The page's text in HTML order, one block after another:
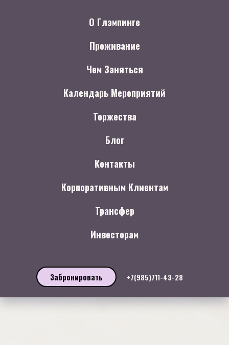
О Глэмпинге
Проживание
Чем Заняться
Календарь Мероприятий
Торжества
Блог
Контакты
Корпоративным Клиентам
Трансфер
Инвесторам
Забронировать +7(985)711-43-28